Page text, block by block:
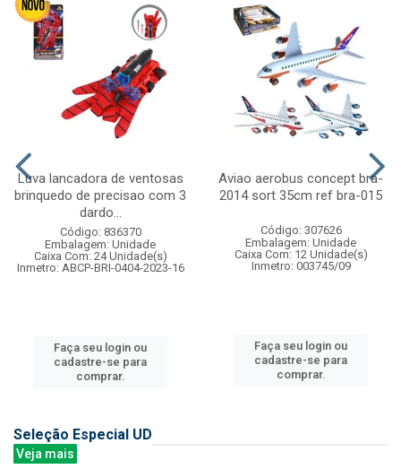
Luva lancadora de ventosas
brinquedo de precisao com 3
dardo...
Código: 836370
Embalagem: Unidade
Caixa Com: 24 Unidade(s)
Inmetro: ABCP-BRI-0404-2023-16
Faça seu login ou
cadastre-se para
comprar.
Aviao aerobus concept bra-
2014 sort 35cm ref bra-015
Código: 307626
Embalagem: Unidade
Caixa Com: 12 Unidade(s)
Inmetro: 003745/09
Faça seu login ou
cadastre-se para
comprar.
Seleção Especial UD
Veja mais